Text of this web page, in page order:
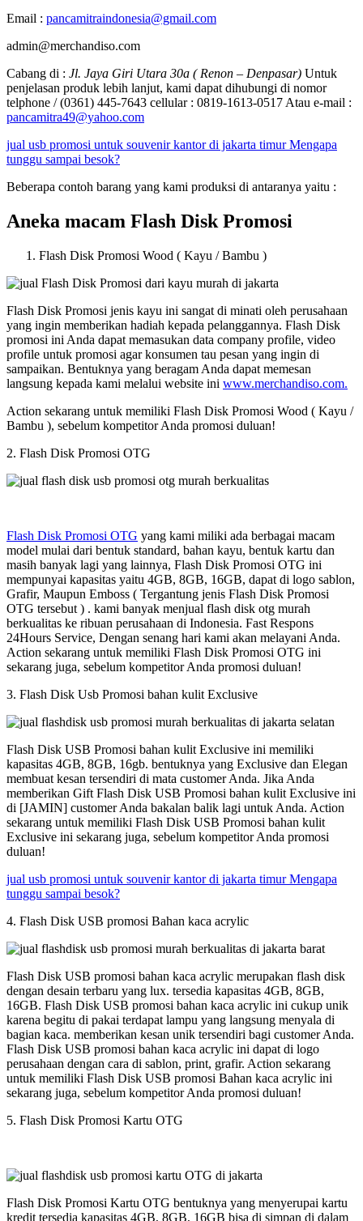
Email : pancamitraindonesia@gmail.com
admin@merchandiso.com
Cabang di : Jl. Jaya Giri Utara 30a ( Renon – Denpasar) Untuk
penjelasan produk lebih lanjut, kami dapat dihubungi di nomor
telphone / (0361) 445-7643 cellular : 0819-1613-0517 Atau e-mail :
pancamitra49@yahoo.com
jual usb promosi untuk souvenir kantor di jakarta timur Mengapa
tunggu sampai besok?
Beberapa contoh barang yang kami produksi di antaranya yaitu :
Aneka macam Flash Disk Promosi
Flash Disk Promosi Wood ( Kayu / Bambu )
Flash Disk Promosi jenis kayu ini sangat di minati oleh perusahaan
yang ingin memberikan hadiah kepada pelanggannya. Flash Disk
promosi ini Anda dapat memasukan data company profile, video
profile untuk promosi agar konsumen tau pesan yang ingin di
sampaikan. Bentuknya yang beragam Anda dapat memesan
langsung kepada kami melalui website ini www.merchandiso.com.
Action sekarang untuk memiliki Flash Disk Promosi Wood ( Kayu /
Bambu ), sebelum kompetitor Anda promosi duluan!
2. Flash Disk Promosi OTG
Flash Disk Promosi OTG yang kami miliki ada berbagai macam
model mulai dari bentuk standard, bahan kayu, bentuk kartu dan
masih banyak lagi yang lainnya, Flash Disk Promosi OTG ini
mempunyai kapasitas yaitu 4GB, 8GB, 16GB, dapat di logo sablon,
Grafir, Maupun Emboss ( Tergantung jenis Flash Disk Promosi
OTG tersebut ) . kami banyak menjual flash disk otg murah
berkualitas ke ribuan perusahaan di Indonesia. Fast Respons
24Hours Service, Dengan senang hari kami akan melayani Anda.
Action sekarang untuk memiliki Flash Disk Promosi OTG ini
sekarang juga, sebelum kompetitor Anda promosi duluan!
3. Flash Disk Usb Promosi bahan kulit Exclusive
Flash Disk USB Promosi bahan kulit Exclusive ini memiliki
kapasitas 4GB, 8GB, 16gb. bentuknya yang Exclusive dan Elegan
membuat kesan tersendiri di mata customer Anda. Jika Anda
memberikan Gift Flash Disk USB Promosi bahan kulit Exclusive ini
di [JAMIN] customer Anda bakalan balik lagi untuk Anda. Action
sekarang untuk memiliki Flash Disk USB Promosi bahan kulit
Exclusive ini sekarang juga, sebelum kompetitor Anda promosi
duluan!
jual usb promosi untuk souvenir kantor di jakarta timur Mengapa
tunggu sampai besok?
4. Flash Disk USB promosi Bahan kaca acrylic
Flash Disk USB promosi bahan kaca acrylic merupakan flash disk
dengan desain terbaru yang lux. tersedia kapasitas 4GB, 8GB,
16GB. Flash Disk USB promosi bahan kaca acrylic ini cukup unik
karena begitu di pakai terdapat lampu yang langsung menyala di
bagian kaca. memberikan kesan unik tersendiri bagi customer Anda.
Flash Disk USB promosi bahan kaca acrylic ini dapat di logo
perusahaan dengan cara di sablon, print, grafir. Action sekarang
untuk memiliki Flash Disk USB promosi Bahan kaca acrylic ini
sekarang juga, sebelum kompetitor Anda promosi duluan!
5. Flash Disk Promosi Kartu OTG
Flash Disk Promosi Kartu OTG bentuknya yang menyerupai kartu
kredit tersedia kapasitas 4GB, 8GB, 16GB bisa di simpan di dalam